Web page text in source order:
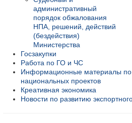
административный
порядок обжалования
НПА, решений, действий
(бездействия)
Министерства
Госзакупки
Работа по ГО и ЧС
Информационные материалы по
национальных проектов
Креативная экономика
Новости по развитию